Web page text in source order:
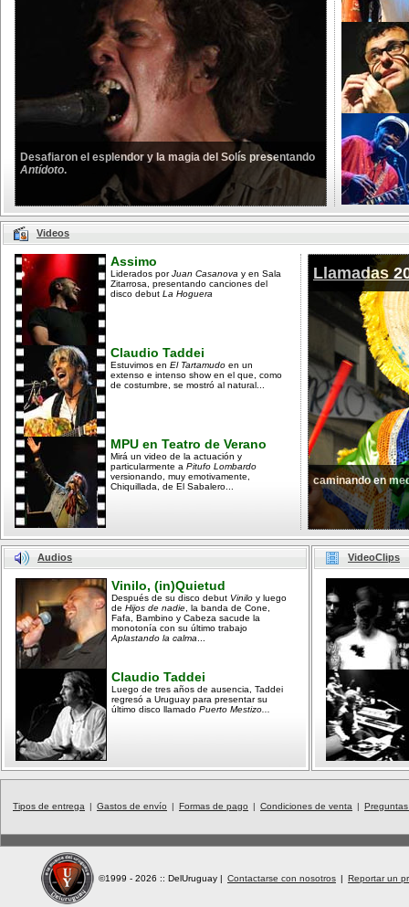
Desafiaron el esplendor y la magia del Solís presentando
Antídoto.
Videos
Assimo
Liderados porJuan Casanova y en Sala
Zitarrosa, presentando canciones del
disco debut La Hoguera
Claudio Taddei
Estuvimos en El Tartamudo en un
extenso e intenso show en el que, como
de costumbre, se mostró al natural...
MPU en Teatro de Verano
Mirá un video de la actuación y
particularmente a Pitufo Lombardo
versionando, muy emotivamente,
Chiquillada, de El Sabalero...
Llamadas
caminando en
Audios
Vinilo, (in)Quietud
Después de su disco debut Vinilo y luego
de Hijos de nadie , la banda de Cone,
Fafa, Bambino y Cabeza sacude la
monotonía con su último trabajo
Aplastando la calma
Claudio Taddei
Luego de tres años de ausencia, Taddei
regresó a Uruguay para presentar su
último disco llamado Puerto Mestizo...
VideoClips
Tipos de entrega | Gastos de envío | Formas de pago | Condiciones de venta |
©1999 - 2026 :: DelUruguay | Contactarse con nosotros | Reportar un